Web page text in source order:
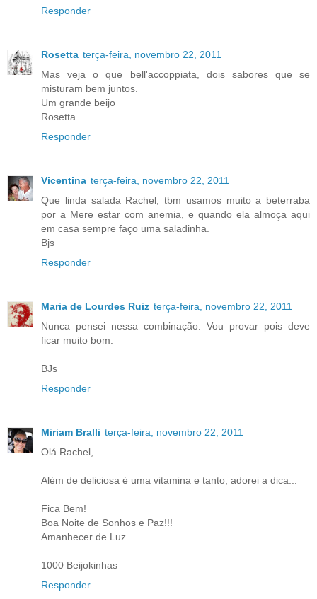
Responder
Rosetta terça-feira, novembro 22, 2011
Mas veja o que bell'accoppiata, dois sabores que se
misturam bem juntos.
Um grande beijo
Rosetta
Responder
Vicentina terça-feira, novembro 22, 2011
Que linda salada Rachel, tbm usamos muito a beterraba
por a Mere estar com anemia, e quando ela almoça aqui
em casa sempre faço uma saladinha.
Bjs
Responder
Maria de Lourdes Ruiz terça-feira, novembro 22, 2011
Nunca pensei nessa combinação. Vou provar pois deve
ficar muito bom.
BJs
Responder
Miriam Bralli terça-feira, novembro 22, 2011
Olá Rachel,
Além de deliciosa é uma vitamina e tanto, adorei a dica...
Fica Bem!
Boa Noite de Sonhos e Paz!!!
Amanhecer de Luz...
1000 Beijokinhas
Responder